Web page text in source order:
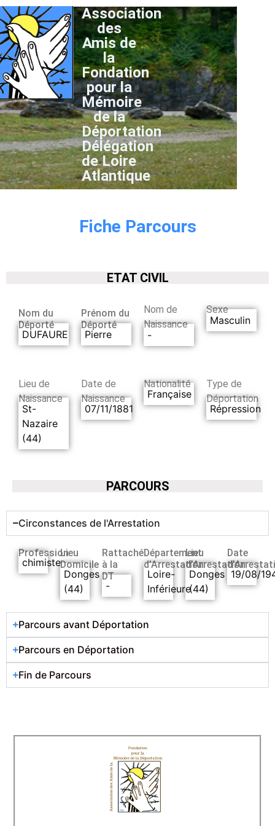
Association
des
Amis de
la
Fondation
pour la
Mémoire
de la
Déportation
Délégation
de Loire
Atlantique
Fiche Parcours
ETAT CIVIL
Nom du
Déporté
DUFAURE
Prénom du
Déporté
Pierre
Nom de
Naissance
-
Sexe
Masculin
Lieu de
Naissance
St-
Nazaire
(44)
Date de
Naissance
07/11/1881
Nationalité
Française
Type de
Déportation
Répression
PARCOURS
Circonstances de l'Arrestation
Profession
chimiste
Lieu
Domicile
Donges
(44)
Rattaché
à la
DT
-
Département
d’Arrestation
Loire-
Inférieure
Lieu
d’Arrestation
Donges
(44)
Date
19/08/
Parcours avant Déportation
Parcours en Déportation
Fin de Parcours